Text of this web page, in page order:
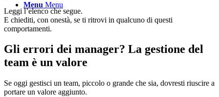
Menu Menu
Leggi l’elenco che segue.
E chiediti, con onestà, se ti ritrovi in qualcuno di questi
comportamenti.
Gli errori dei manager? La gestione del
team è un valore
Se oggi gestisci un team, piccolo o grande che sia, dovresti riuscire a
portare un valore aggiunto.